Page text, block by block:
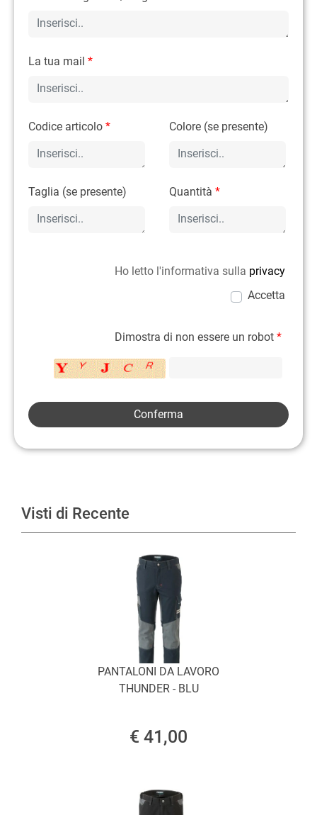
La tua mail *
Codice articolo * Colore (se presente)
Taglia (se presente) Quantità*
Ho letto l'informativa sulla privacy
Accetta
Dimostra di non essere un robot *
Visti di Recente
PANTALONI DA LAVORO
THUNDER - BLU
€ 41,00